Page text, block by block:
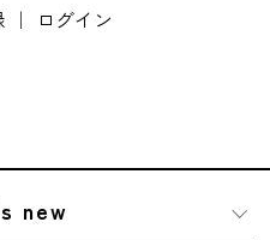
｜ ログイン
new